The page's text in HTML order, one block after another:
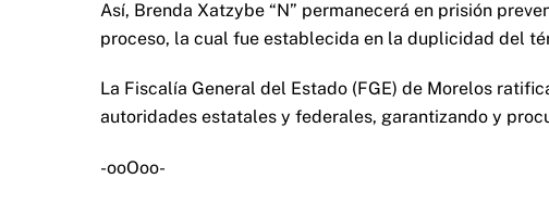
Así, Brenda Xatzybe “N” permanecerá en prisión
proceso, la cual fue establecida en la duplicidad del
La Fiscalía General del Estado (FGE) de Morelos
autoridades estatales y federales, garantizando y
-ooOoo-